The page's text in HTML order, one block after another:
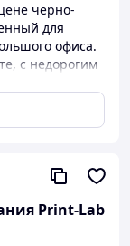
черно-
для
офиса.
с недорогим
Print-Lab